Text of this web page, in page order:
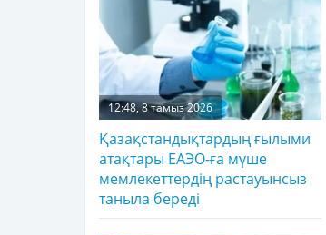
12:48, 8 тамыз 2026
Қазақстандықтардың ғылыми
атақтары ЕАЭО-ға мүше
мемлекеттердің растауынсыз
таныла береді